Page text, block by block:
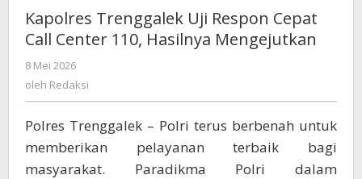
Respon
Cepat
Mengejutkan
Kapolres Trenggalek Uji Respon Cepat
Call Center 110, Hasilnya Mengejutkan
8 Mei 2026
Redaksi
oleh Redaksi
Polres Trenggalek – Polri terus berbenah untuk
memberikan pelayanan terbaik bagi
masyarakat. Paradikma Polri dalam